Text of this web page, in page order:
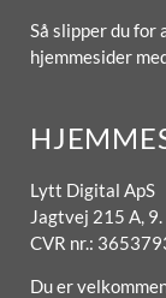
Så slipper du for
hjemmesider
Lytt Digital ApS
Jagtvej 215 A,
CVR nr.:
Du er